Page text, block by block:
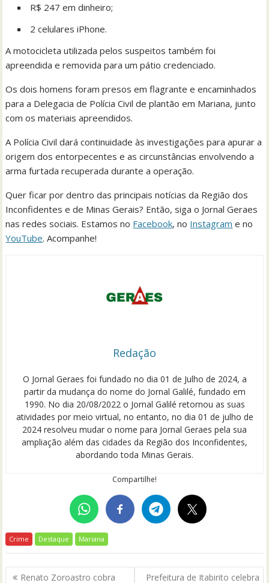
R$ 247 em dinheiro;
2 celulares iPhone.
A motocicleta utilizada pelos suspeitos também foi
apreendida e removida para um pátio credenciado.
Os dois homens foram presos em flagrante e encaminhados
para a Delegacia de Polícia Civil de plantão em Mariana, junto
com os materiais apreendidos.
A Polícia Civil dará continuidade às investigações para apurar a
origem dos entorpecentes e as circunstâncias envolvendo a
arma furtada recuperada durante a operação.
Quer ficar por dentro das principais notícias da Região dos
Inconfidentes e de Minas Gerais? Então, siga o Jornal Geraes
nas redes sociais. Estamos no Facebook, no Instagram e no
YouTube. Acompanhe!
Redação
O Jornal Geraes foi fundado no dia 01 de Julho de 2024, a
partir da mudança do nome do Jornal Galilé, fundado em
1990. No dia 20/08/2022 o Jornal Galilé retornou as suas
atividades por meio virtual, no entanto, no dia 01 de julho de
2024 resolveu mudar o nome para Jornal Geraes pela sua
ampliação além das cidades da Região dos Inconfidentes,
abordando toda Minas Gerais.
Compartilhe!
Crime Destaque Mariana
Navegação
Renato Zoroastro cobra Prefeitura de Itabirito celebra